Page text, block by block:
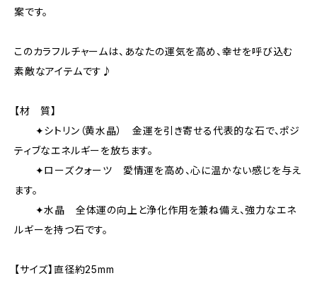
案です。
このカラフルチャームは、あなたの運気を高め、幸せを呼び込む
素敵なアイテムです♪
【材 質】
✦シトリン（黄水晶） 金運を引き寄せる代表的な石で、ポジ
ティブなエネルギーを放ちます。
✦ローズクォーツ 愛情運を高め、心に温かない感じを与え
ます。
✦水晶 全体運の向上と浄化作用を兼ね備え、強力なエネ
ルギーを持つ石です。
【サイズ】直径約25mm